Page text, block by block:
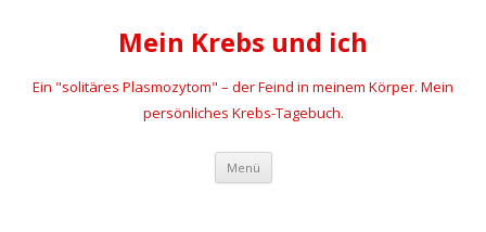
Mein Krebs und ich
Ein "solitäres Plasmozytom" – der Feind in meinem Körper. Mein
persönliches Krebs-Tagebuch.
Menü Zum
springen